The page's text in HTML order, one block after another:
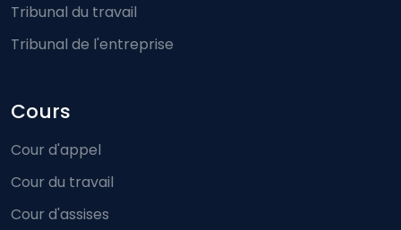
Tribunal du travail
Tribunal de l'entreprise
Cours
Cour d'appel
Cour du travail
Cour d'assises